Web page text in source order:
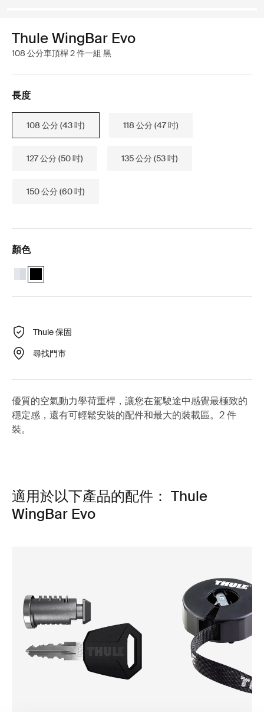
Thule WingBar Evo
108 公分車頂桿 2 件一組 黑
長度
108 公分 (43 吋) 118 公分 (47 吋)
127 公分 (50 吋) 135 公分 (53 吋)
150 公分 (60 吋)
顏色
Thule Wingbar Evo 108 鋁
Thule Wingbar Evo 108 黑色 (selected)
Thule 保固
尋找門市
優質的空氣動力學荷重桿，讓您在駕駛途中感覺最極致的
穩定感，還有可輕鬆安裝的配件和最大的裝載區。2 件
裝。
適用於以下產品的配件： Thule
WingBar Evo